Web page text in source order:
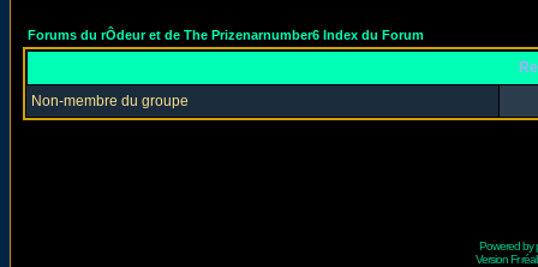
Forums du rÔdeur et de The Prizenarnumber6 Index du Forum
Non-membre du groupe
Powered by
Version Fr